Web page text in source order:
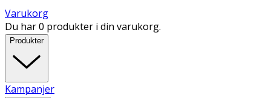
Varukorg
Du har 0 produkter i din varukorg.
Produkter
Kampanjer